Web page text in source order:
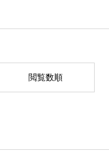
閲覧数順